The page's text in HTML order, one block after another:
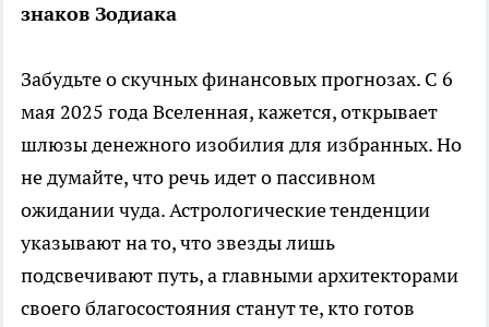
знаков Зодиака
Забудьте о скучных финансовых прогнозах. С 6
мая 2025 года Вселенная, кажется, открывает
шлюзы денежного изобилия для избранных. Но
не думайте, что речь идет о пассивном
ожидании чуда. Астрологические тенденции
указывают на то, что звезды лишь
подсвечивают путь, а главными архитекторами
своего благосостояния станут те, кто готов